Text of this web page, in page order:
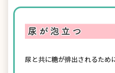
尿と共に糖が排出されるため